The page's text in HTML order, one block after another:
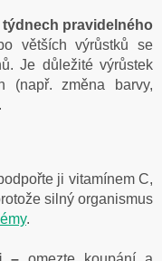
týdnech pravidelného
větších výrůstků se
Je důležité výrůstek
(např. změna barvy,
ji vitamínem C,
silný organismus
.